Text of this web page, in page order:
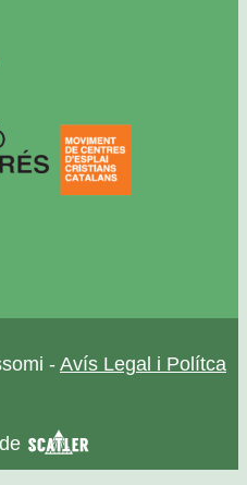
- Avís Legal i Polítca